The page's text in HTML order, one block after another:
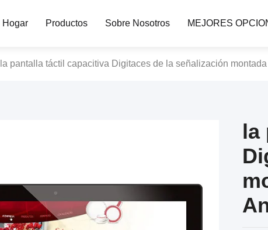
Hogar Productos Sobre Nosotros MEJORES
la pantalla táctil capacitiva Digitaces de la señalización
la